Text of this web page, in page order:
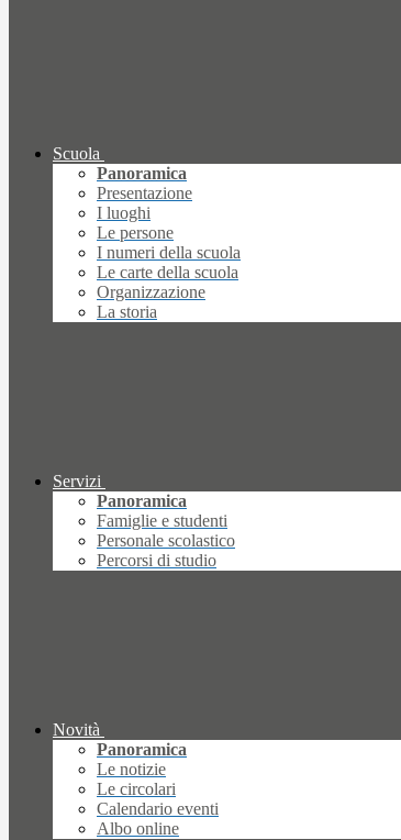
Scuola
Panoramica
Presentazione
I luoghi
Le persone
I numeri della scuola
Le carte della scuola
Organizzazione
La storia
Servizi
Panoramica
Famiglie e studenti
Personale scolastico
Percorsi di studio
Novità
Panoramica
Le notizie
Le circolari
Calendario eventi
Albo online